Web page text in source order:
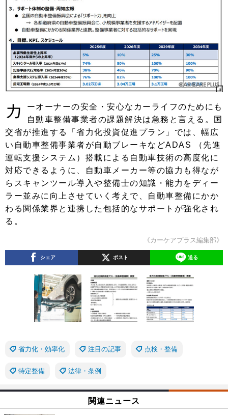
カ
ーオーナーの安全・安心なカーライフのためにも
自動車整備事業者の課題解決は急務と言える。国
交省が推進する「省力化投資促進プラン」では、幅広
い自動車整備事業者が自動ブレーキなどADAS （先進
運転支援システム）搭載による自動車技術の高度化に
対応できるように、自動車メーカー等の協力も得なが
らスキャンツール導入や整備士の知識・能力をディー
ラー並みに向上させていく考えで、自動車整備にかか
わる関係業界と連携した包括的なサポートが強化され
る。
《カーケアプラス編集部》
シェア ポスト 送る
省力化・効率化 注目の記事 点検・整備
特定整備 法律・条例
関連ニュース